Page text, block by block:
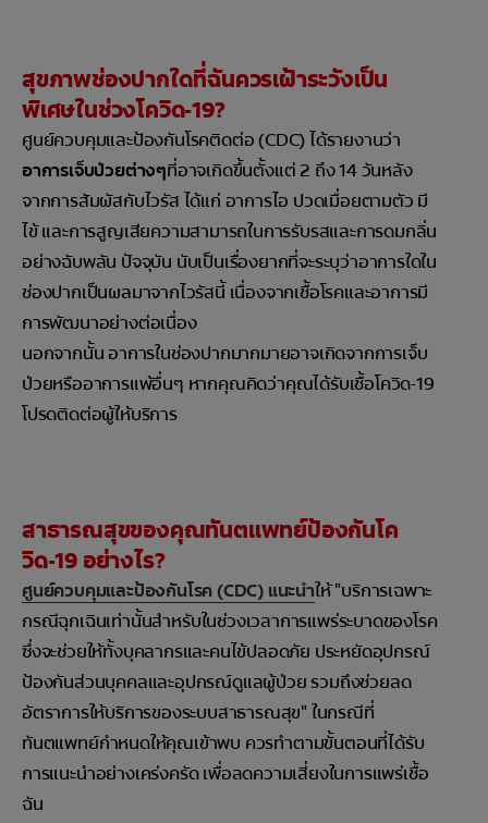
สุขภาพช่องปากใดที่ฉันควรเฝ้าระวังเป็น
พิเศษในช่วงโควิด-19?
ศูนย์ควบคุมและป้องกันโรคติดต่อ (CDC) ได้รายงานว่า
อาการเจ็บป่วยต่างๆที่อาจเกิดขึ้นตั้งแต่ 2 ถึง 14 วันหลัง
จากการสัมผัสกับไวรัส ได้แก่ อาการไอ ปวดเมื่อยตามตัว มี
ไข้ และการสูญเสียความสามารถในการรับรสและการดมกลิ่น
อย่างฉับพลัน ปัจจุบัน นับเป็นเรื่องยากที่จะระบุว่าอาการใดใน
ช่องปากเป็นผลมาจากไวรัสนี้ เนื่องจากเชื้อโรคและอาการมี
การพัฒนาอย่างต่อเนื่อง
นอกจากนั้น อาการในช่องปากมากมายอาจเกิดจากการเจ็บ
ป่วยหรืออาการแพ้อื่นๆ หากคุณคิดว่าคุณได้รับเชื้อโควิด-19
โปรดติดต่อผู้ให้บริการ
สาธารณสุขของคุณทันตแพทย์ป้องกันโค
วิด-19 อย่างไร?
ศูนย์ควบคุมและป้องกันโรค (CDC) แนะนำให้ "บริการเฉพาะ
กรณีฉุกเฉินเท่านั้นสำหรับในช่วงเวลาการแพร่ระบาดของโรค
ซึ่งจะช่วยให้ทั้งบุคลากรและคนไข้ปลอดภัย ประหยัดอุปกรณ์
ป้องกันส่วนบุคคลและอุปกรณ์ดูแลผู้ป่วย รวมถึงช่วยลด
อัตราการให้บริการของระบบสาธารณสุข" ในกรณีที่
ทันตแพทย์กำหนดให้คุณเข้าพบ ควรทำตามขั้นตอนที่ได้รับ
การแนะนำอย่างเคร่งครัด เพื่อลดความเสี่ยงในการแพร่เชื้อ
ฉัน